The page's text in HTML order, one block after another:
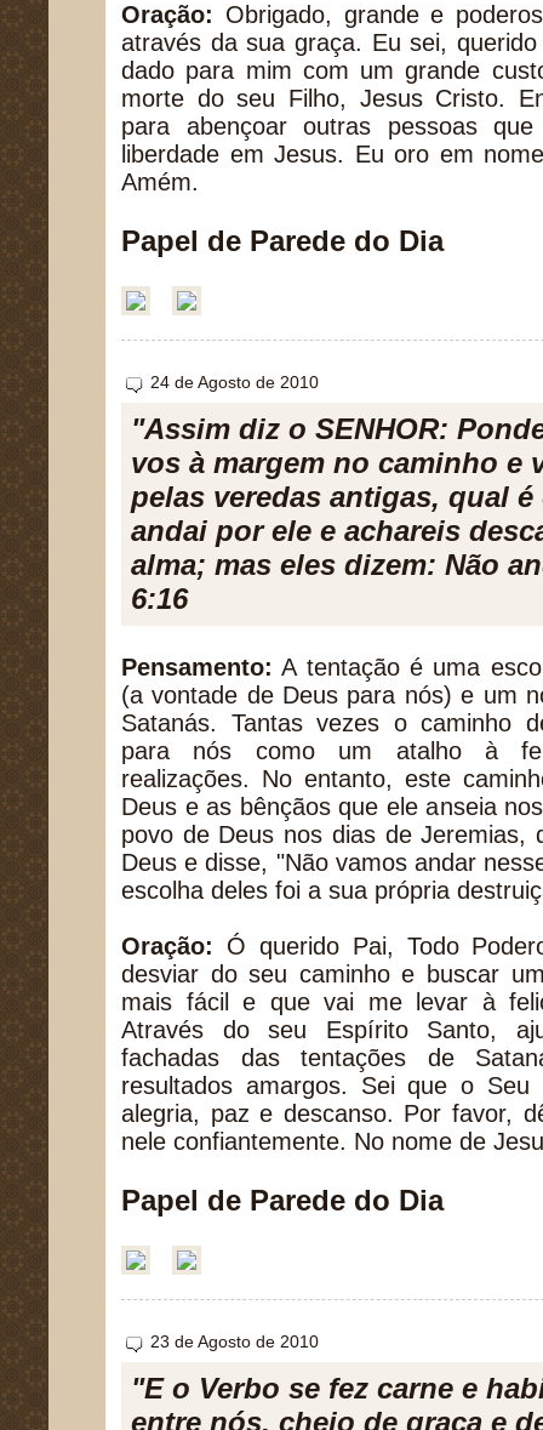
Oração: Obrigado, grande e
através da sua graça. Eu sei,
dado para mim com um grande
morte do seu Filho, Jesus Cristo.
para abençoar outras pessoas
liberdade em Jesus. Eu oro em
Amém.
Papel de Parede do Dia
24 de Agosto de 2010
"Assim diz o SENHOR:
vos à margem no caminho e
pelas veredas antigas, qual
andai por ele e achareis
alma; mas eles dizem: Não
6:16
Pensamento: A tentação é uma
(a vontade de Deus para nós) e um
Satanás. Tantas vezes o caminho
para nós como um atalho à
realizações. No entanto, este
Deus e as bênçãos que ele anseia
povo de Deus nos dias de Jeremias,
Deus e disse, "Não vamos andar
escolha deles foi a sua própria
Oração: Ó querido Pai, Todo
desviar do seu caminho e buscar
mais fácil e que vai me levar à
Através do seu Espírito Santo,
fachadas das tentações de
resultados amargos. Sei que o
alegria, paz e descanso. Por favor,
nele confiantemente. No nome de
Papel de Parede do Dia
23 de Agosto de 2010
"E o Verbo se fez carne e
entre nós, cheio de graça e